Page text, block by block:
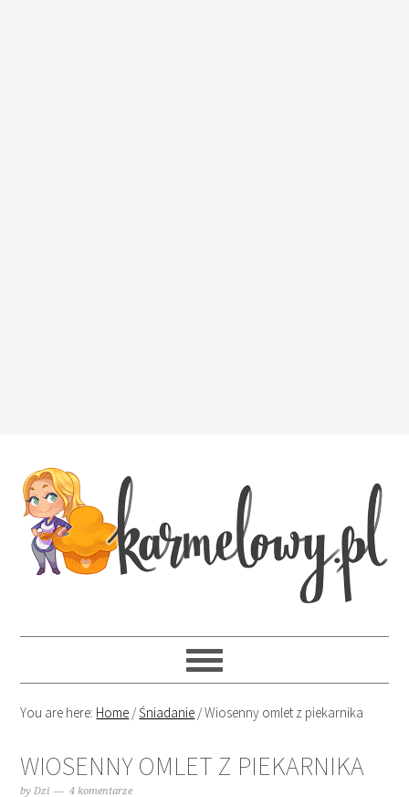
You are here: Home /Śniadanie /Wiosenny omlet z piekarnika
WIOSENNY OMLET Z PIEKARNIKA
byDzi 4 komentarze